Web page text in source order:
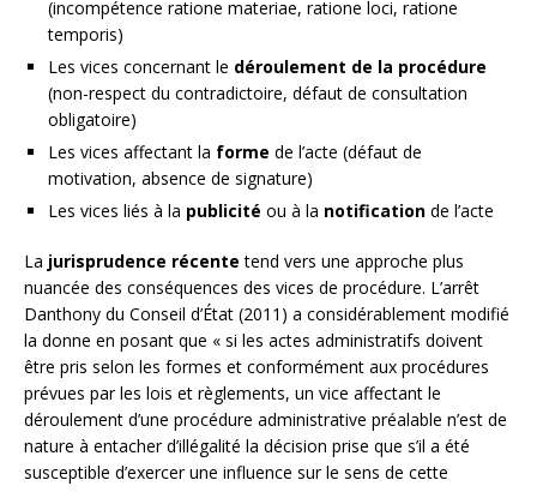
(incompétence ratione materiae, ratione loci, ratione
temporis)
Les vices concernant le déroulement de la procédure
(non-respect du contradictoire, défaut de consultation
obligatoire)
Les vices affectant la forme de l’acte (défaut de
motivation, absence de signature)
Les vices liés à la publicité ou à la notification de l’acte
La jurisprudence récente tend vers une approche plus
nuancée des conséquences des vices de procédure. L’arrêt
Danthony du Conseil d’État (2011) a considérablement modifié
la donne en posant que « si les actes administratifs doivent
être pris selon les formes et conformément aux procédures
prévues par les lois et règlements, un vice affectant le
déroulement d’une procédure administrative préalable n’est de
nature à entacher d’illégalité la décision prise que s’il a été
susceptible d’exercer une influence sur le sens de cette